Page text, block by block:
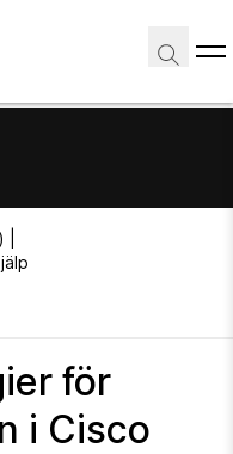
för
i Cisco